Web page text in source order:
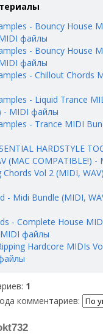
- Bouncy House
файлы
- Bouncy House
файлы
- Chillout Chords
- Liquid Trance
- MIDI файлы
- Trance MIDI
HARDSTYLE
(MAC COMPATIBLE!)
Vol 2 (MIDI,
- Midi Bundle (MIDI,
- Complete House
файлы
Hardcore MIDIs
: 1
комментариев: